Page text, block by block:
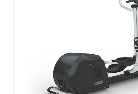
Dissolvant de couche adhésive
Ouates
Agraffes de fixation